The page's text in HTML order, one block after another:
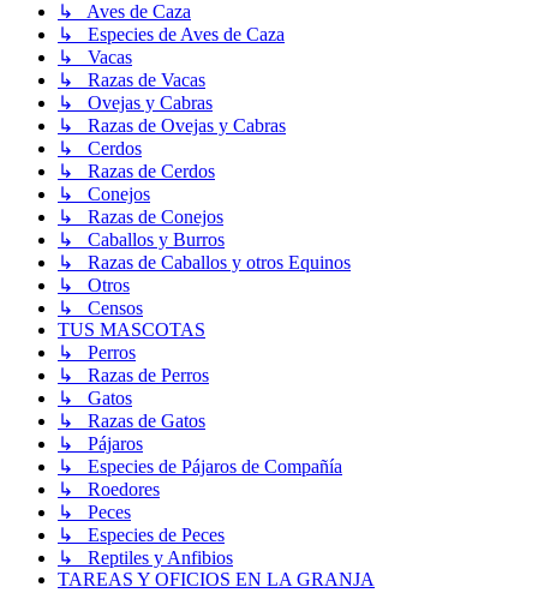
↳ Aves de Caza
↳ Especies de Aves de Caza
↳ Vacas
↳ Razas de Vacas
↳ Ovejas y Cabras
↳ Razas de Ovejas y Cabras
↳ Cerdos
↳ Razas de Cerdos
↳ Conejos
↳ Razas de Conejos
↳ Caballos y Burros
↳ Razas de Caballos y otros Equinos
↳ Otros
↳ Censos
TUS MASCOTAS
↳ Perros
↳ Razas de Perros
↳ Gatos
↳ Razas de Gatos
↳ Pájaros
↳ Especies de Pájaros de Compañía
↳ Roedores
↳ Peces
↳ Especies de Peces
↳ Reptiles y Anfibios
TAREAS Y OFICIOS EN LA GRANJA